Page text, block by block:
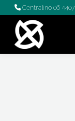
Centralino 06